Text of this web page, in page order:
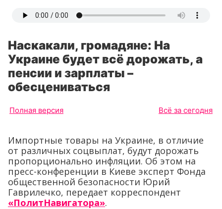
Наскакали, громадяне: На
Украине будет всё дорожать, а
пенсии и зарплаты –
обесцениваться
Полная версия Всё за сегодня
Импортные товары на Украине, в отличие
от различных соцвыплат, будут дорожать
пропорционально инфляции. Об этом на
пресс-конференции в Киеве эксперт Фонда
общественной безопасности Юрий
Гаврилечко, передает корреспондент
«ПолитНавигатора».